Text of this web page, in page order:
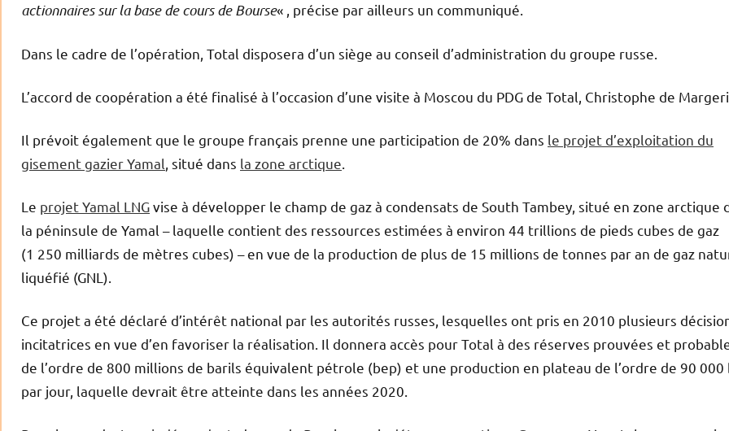
actionnaires sur la base de cours de Bourse« , précise par ailleurs un communiqué.
Dans le cadre de l’opération, Total disposera d’un siège au conseil d’administration du groupe russe.
L’accord de coopération a été finalisé à l’occasion d’une visite à Moscou du PDG de Total, Christophe de
Il prévoit également que le groupe français prenne une participation de 20% dans le projet d’exploitation du
gisement gazier Yamal , situé dans la zone arctique
Le projet Yamal LNGvise à développer le champ de gaz à condensats de South Tambey, situé en zone arctique
la péninsule de Yamal – laquelle contient des ressources estimées à environ 44 trillions de pieds cubes de gaz
(1 250 milliards de mètres cubes) – en vue de la production de plus de 15 millions de tonnes par an de gaz
liquéfié (GNL).
Ce projet a été déclaré d’intérêt national par les autorités russes, lesquelles ont pris en 2010 plusieurs
incitatrices en vue d’en favoriser la réalisation. Il donnera accès pour Total à des réserves prouvées et
de l’ordre de 800 millions de barils équivalent pétrole (bep) et une production en plateau de l’ordre de 90 000
par jour, laquelle devrait être atteinte dans les années 2020.